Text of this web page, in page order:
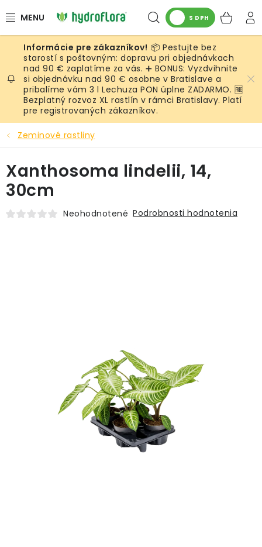
na
Hľadať
S DPH
RASTLINY
UMELÉ RASTLINY
KVETINÁČE
SUBSTRÁTY A PRÍSLUŠENSTVO
SERVIS INTERIÉROVEJ ZELENE
NA OBJEDNÁVKU
📦 Pestujte bez
starostí s poštovným: dopravu pri objednávkach
nad 90 € zaplatíme za vás. ➕ BONUS: Vyzdvihnite
si objednávku nad 90 € osobne v Bratislave a
pribalíme vám 3 l Lechuza PON úplne ZADARMO. 🆓
Bezplatný rozvoz XL rastlín v rámci Bratislavy. Platí
pre registrovaných zákazníkov.
Zeminové rastliny
Xanthosoma lindelii, 14,
30cm
Neohodnotené Podrobnosti hodnotenia